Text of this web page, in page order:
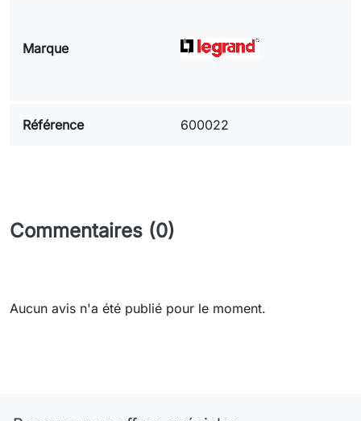
Marque
Référence 600022
Commentaires (0)
Aucun avis n'a été publié pour le moment.